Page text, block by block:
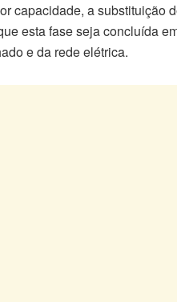
capacidade, a substituição
esta fase seja concluída
e da rede elétrica.